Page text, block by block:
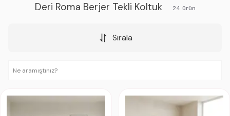
Deri Roma Berjer Tekli Koltuk 24 ürün
Sırala